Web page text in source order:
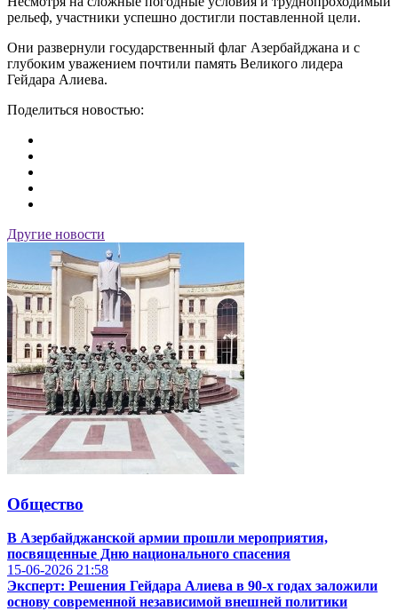
рельеф, участники успешно достигли поставленной цели.
Они развернули государственный флаг Азербайджана и с
глубоким уважением почтили память Великого лидера
Гейдара Алиева.
Поделиться новостью:
Другие новости
Общество
В Азербайджанской армии прошли мероприятия,
посвященные Дню национального спасения
15-06-2026 21:58
Эксперт: Решения Гейдара Алиева в 90-х годах заложили
основу современной независимой внешней политики